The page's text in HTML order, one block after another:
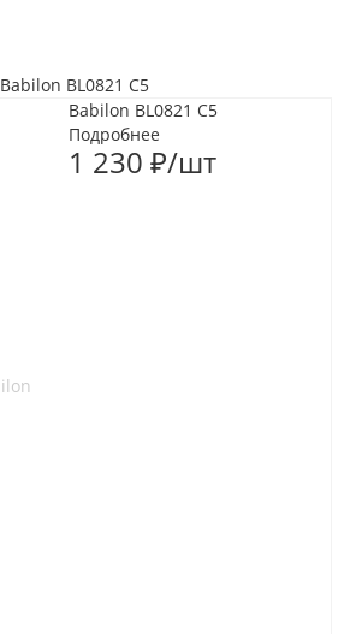
Babilon BL0821 C5
Babilon BL0821 C5
Подробнее
1 230 ₽/шт